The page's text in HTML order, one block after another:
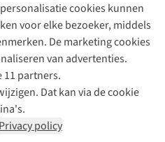
cookies kunnen
voor elke bezoeker, middels
De marketing cookies
van advertenties.
11 partners.
Dat kan via de cookie
Privacy policy